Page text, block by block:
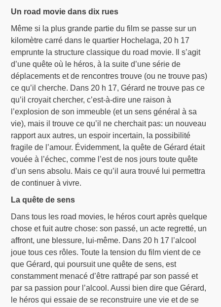
Un road movie dans dix rues
Même si la plus grande partie du film se passe sur un
kilomètre carré dans le quartier Hochelaga, 20 h 17
emprunte la structure classique du road movie. Il s’agit
d’une quête où le héros, à la suite d’une série de
déplacements et de rencontres trouve (ou ne trouve pas)
ce qu’il cherche. Dans 20 h 17, Gérard ne trouve pas ce
qu’il croyait chercher, c’est-à-dire une raison à
l’explosion de son immeuble (et un sens général à sa
vie), mais il trouve ce qu’il ne cherchait pas: un nouveau
rapport aux autres, un espoir incertain, la possibilité
fragile de l’amour. Évidemment, la quête de Gérard était
vouée à l’échec, comme l’est de nos jours toute quête
d’un sens absolu. Mais ce qu’il aura trouvé lui permettra
de continuer à vivre.
La quête de sens
Dans tous les road movies, le héros court après quelque
chose et fuit autre chose: son passé, un acte regretté, un
affront, une blessure, lui-même. Dans 20 h 17 l’alcool
joue tous ces rôles. Toute la tension du film vient de ce
que Gérard, qui poursuit une quête de sens, est
constamment menacé d’être rattrapé par son passé et
par sa passion pour l’alcool. Aussi bien dire que Gérard,
le héros qui essaie de se reconstruire une vie et de se